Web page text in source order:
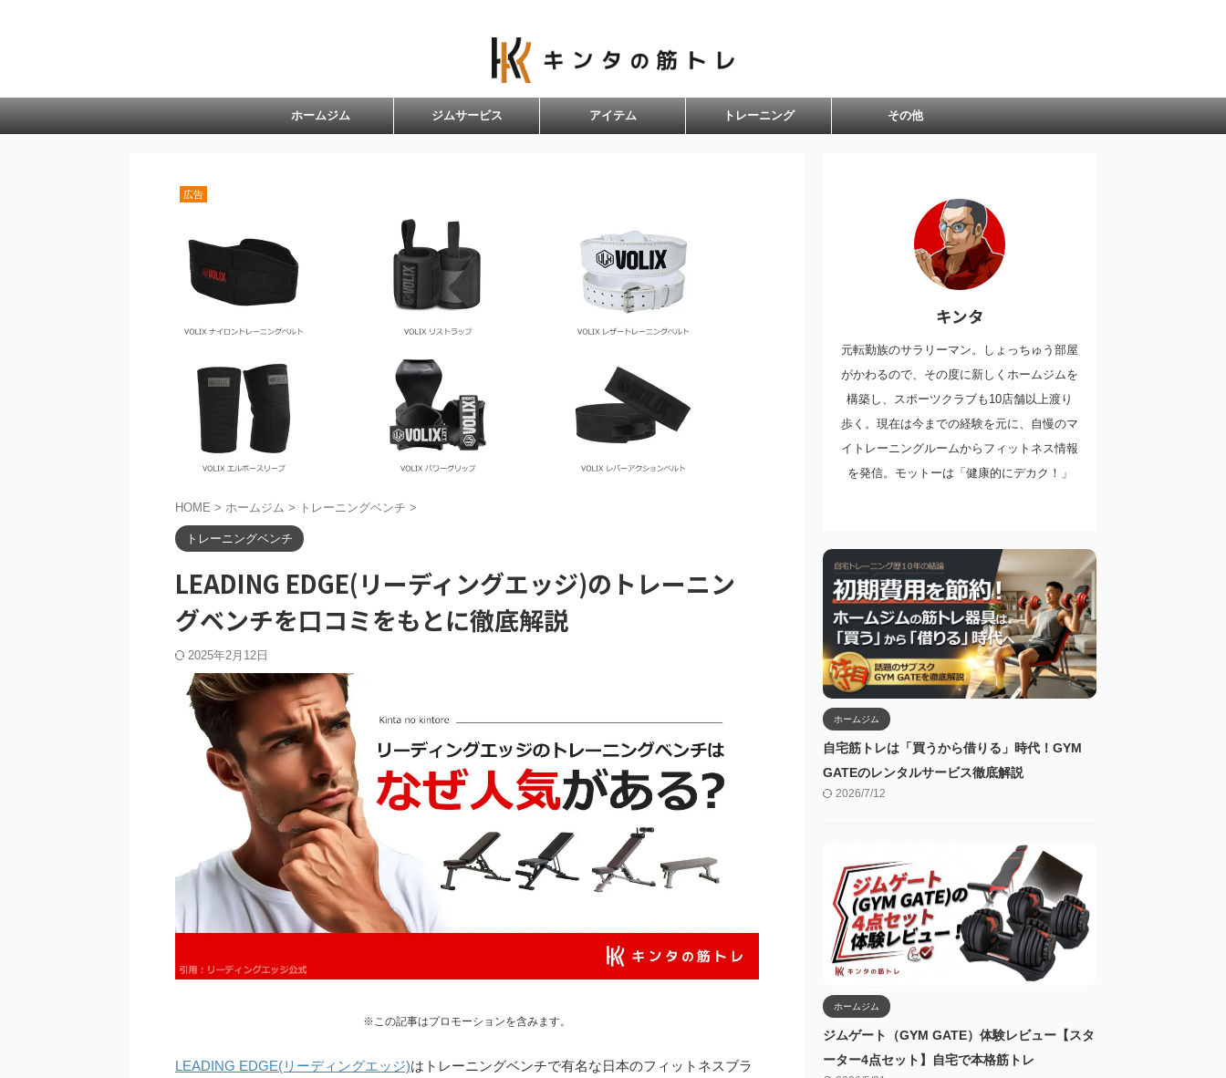
ホームジム ジムサービス アイテム トレーニング その他
広告
HOME > ホームジム > トレーニングベンチ >
トレーニングベンチ
LEADING EDGE(リーディングエッジ)のトレーニン
グベンチを口コミをもとに徹底解説
2025年2月12日
※この記事はプロモーションを含みます。
LEADING EDGE(リーディングエッジ)はトレーニングベンチで有名な日本のフィットネスブラ
キンタ
元転勤族のサラリーマン。しょっちゅう部屋
がかわるので、その度に新しくホームジムを
構築し、スポーツクラブも10店舗以上渡り
歩く。現在は今までの経験を元に、自慢のマ
イトレーニングルームからフィットネス情報
を発信。モットーは「健康的にデカク！」
ホームジム
自宅筋トレは「買うから借りる」時代！GYM
GATEのレンタルサービス徹底解説
2026/7/12
ホームジム
ジムゲート（GYM GATE）体験レビュー【スタ
ーター4点セット】自宅で本格筋トレ